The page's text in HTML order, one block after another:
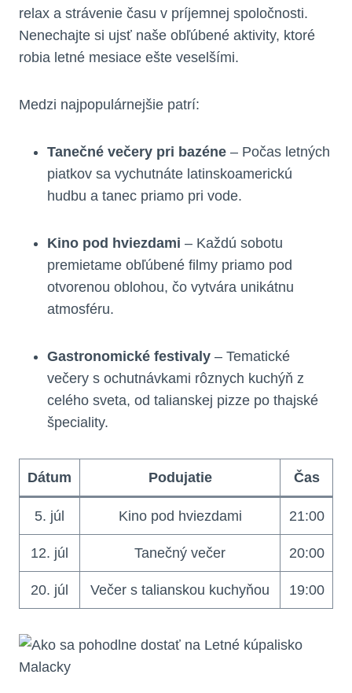
relax a strávenie času v príjemnej spoločnosti.
Nenechajte si ujsť naše obľúbené aktivity, ktoré
robia letné mesiace ešte veselšími.
Medzi najpopulárnejšie patrí:
Tanečné večery pri bazéne – Počas letných
piatkov sa vychutnáte latinskoamerickú
hudbu a tanec priamo pri vode.
Kino pod hviezdami – Každú sobotu
premietame obľúbené filmy priamo pod
otvorenou oblohou, čo vytvára unikátnu
atmosféru.
Gastronomické festivaly – Tematické
večery s ochutnávkami rôznych kuchýň z
celého sveta, od talianskej pizze po thajské
špeciality.
Dátum Podujatie Čas
5. júl Kino pod hviezdami 21:00
12. júl Tanečný večer 20:00
20. júl Večer s talianskou kuchyňou 19:00